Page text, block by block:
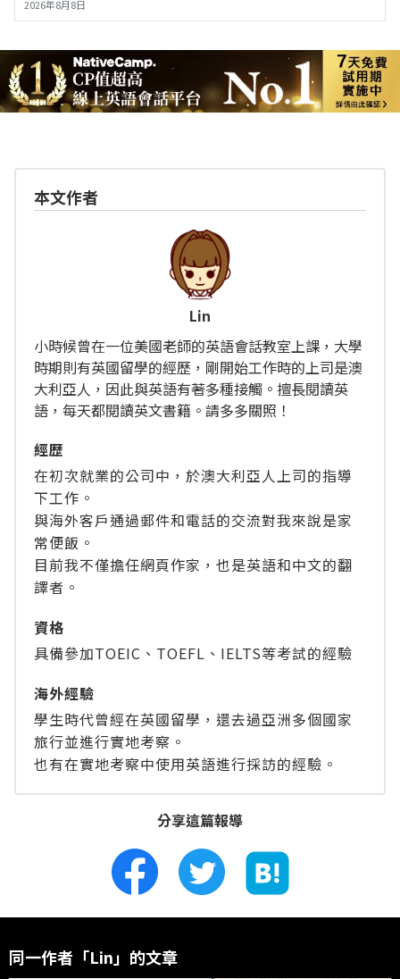
2026年8月8日
本文作者
Lin
小時候曾在一位美國老師的英語會話教室上課，大學
時期則有英國留學的經歷，剛開始工作時的上司是澳
大利亞人，因此與英語有著多種接觸。擅長閱讀英
語，每天都閱讀英文書籍。請多多關照！
經歴
在初次就業的公司中，於澳大利亞人上司的指導
下工作。
與海外客戶通過郵件和電話的交流對我來說是家
常便飯。
目前我不僅擔任網頁作家，也是英語和中文的翻
譯者。
資格
具備參加TOEIC、TOEFL、IELTS等考試的經驗
海外經驗
學生時代曾經在英國留學，還去過亞洲多個國家
旅行並進行實地考察。
也有在實地考察中使用英語進行採訪的經驗。
分享這篇報導
同一作者「Lin」的文章